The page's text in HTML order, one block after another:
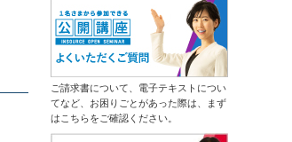
会員 13,500円 通常
14,300円
2026年9月7日(月)
オンライン
情報セキュリティマネジメント研修
会員 14,300円 通常 14,300円
2026年9月7日(月)オンライン
ータ分析からソリューションの導出
まで
生成ＡＩ推進リーダー育成研修～効
果的な業務を選びエージェントを作
成する
（半日研修）デザイン業務内製化の
ための画像生成ＡＩ活用研修
はじめての業務自動化研修～生成Ａ
ＩとPythonで１日１時間を生みだす
ご請求書について、電子テキストについ
てなど、お困りごとがあった際は、まず
はこちらをご確認ください。